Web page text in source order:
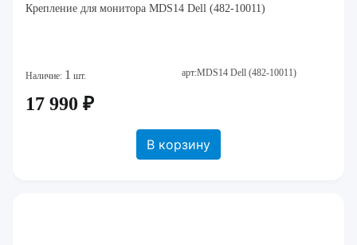
Крепление для монитора MDS14 Dell (482-10011)
Наличие: 1 шт. арт:MDS14 Dell (482-10011)
17 990 ₽
В корзину